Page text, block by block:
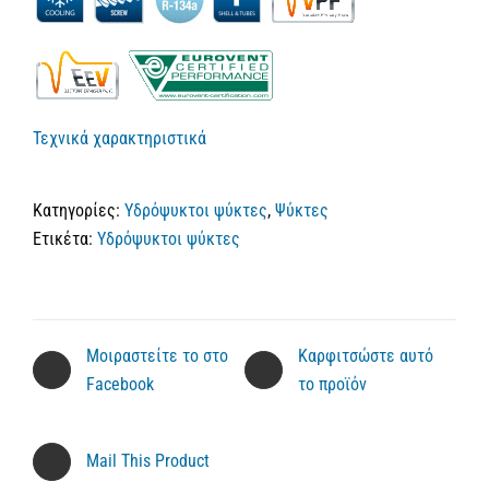
Τεχνικά χαρακτηριστικά
Κατηγορίες: Υδρόψυκτοι ψύκτες, Ψύκτες
Ετικέτα: Υδρόψυκτοι ψύκτες
Μοιραστείτε το στο
Facebook
Καρφιτσώστε αυτό
το προϊόν
Mail This Product